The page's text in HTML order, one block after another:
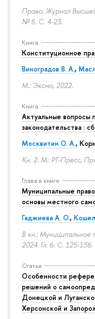
Право. Журнал
№ 5. С. 4-23.
Книга
Конституционное
Виноградов В. А.,
М.: Эксмо, 2022.
Книга
Актуальные вопросы
законодательства :
Москвитин О. А.,
Кн. 2. М.: РГ-Пресс,
Глава в книге
Муниципальные
основы местного
Гаджиева А. О.,
В кн.:
2024. Гл. 6. С. 125-156.
Статья
Особенности
решений о
Донецкой и
Херсонской и